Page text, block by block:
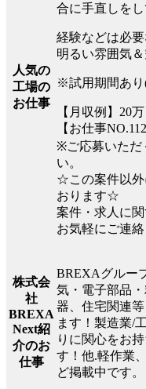
人気の
工場の
お仕事
合に手直しを
経験などは必
明るい雰囲気
※試用期間あり
【月収例】20
【お仕事
※ご応募いただ
い。
☆この案件以外
おります☆
案件・求人に
お気軽にご連絡
株式会
社
BREXA
Next紹
介のお
仕事
BREXAグルー
気・電子部品
器、住宅関連
ます！製造業/
りに関心をお
す！他.軽作業
ど掲載中です。